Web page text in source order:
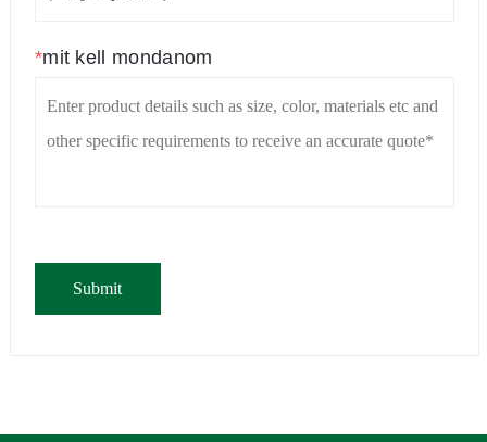
*mit kell mondanom